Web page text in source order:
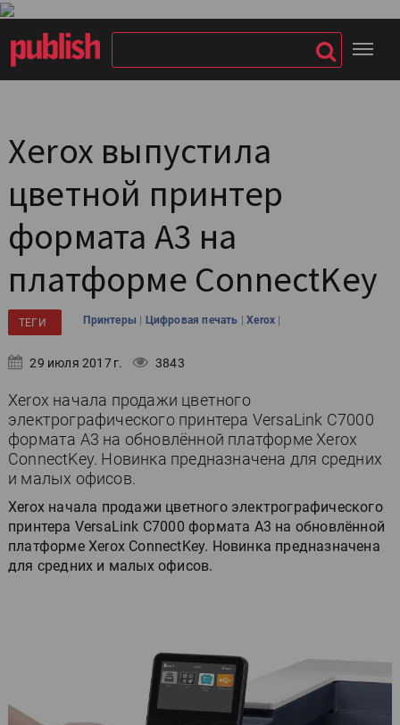
Xerox выпустила
цветной принтер
формата A3 на
платформе ConnectKey
ТЕГИ Принтеры | Цифровая печать |Xerox |
29 июля 2017 г. 3843
Xerox начала продажи цветного
электрографического принтера VersaLink C7000
формата A3 на обновлённой платформе Xerox
ConnectKey. Новинка предназначена для средних
и малых офисов.
Xerox начала продажи цветного электрографического
принтера VersaLink C7000 формата A3 на обновлённой
платформе Xerox ConnectKey. Новинка предназначена
для средних и малых офисов.